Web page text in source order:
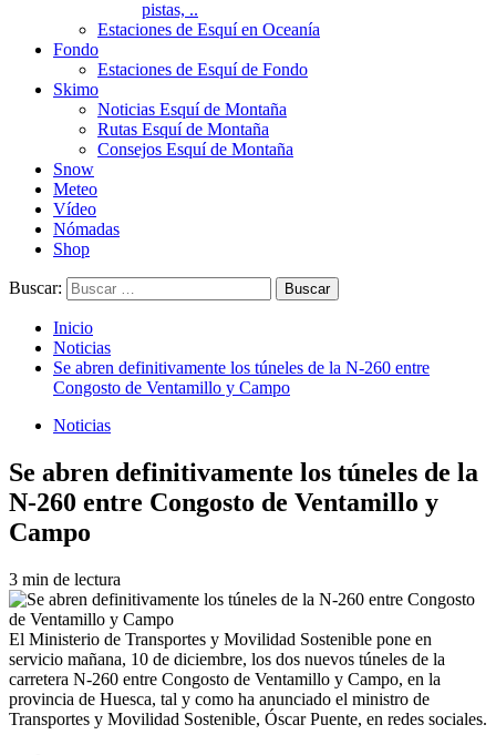
pistas, ..
Estaciones de Esquí en Oceanía
Fondo
Estaciones de Esquí de Fondo
Skimo
Noticias Esquí de Montaña
Rutas Esquí de Montaña
Consejos Esquí de Montaña
Snow
Meteo
Vídeo
Nómadas
Shop
Buscar:
Inicio
Noticias
Se abren definitivamente los túneles de la N-260 entre
Congosto de Ventamillo y Campo
Noticias
Se abren definitivamente los túneles de la
N-260 entre Congosto de Ventamillo y
Campo
3 min de lectura
El Ministerio de Transportes y Movilidad Sostenible pone en
servicio mañana, 10 de diciembre, los dos nuevos túneles de la
carretera N-260 entre Congosto de Ventamillo y Campo, en la
provincia de Huesca, tal y como ha anunciado el ministro de
Transportes y Movilidad Sostenible, Óscar Puente, en redes sociales.